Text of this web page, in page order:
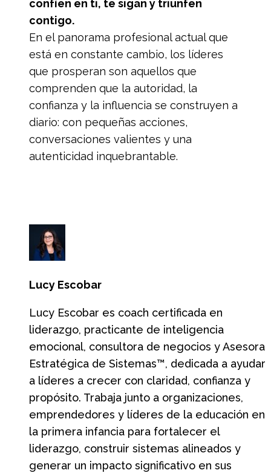
confíen en ti, te sigan y triunfen
contigo.
En el panorama profesional actual que
está en constante cambio, los líderes
que prosperan son aquellos que
comprenden que la autoridad, la
confianza y la influencia se construyen a
diario: con pequeñas acciones,
conversaciones valientes y una
autenticidad inquebrantable.
Lucy Escobar
Lucy Escobar es coach certificada en
liderazgo, practicante de inteligencia
emocional, consultora de negocios y Asesora
Estratégica de Sistemas™, dedicada a ayudar
a líderes a crecer con claridad, confianza y
propósito. Trabaja junto a organizaciones,
emprendedores y líderes de la educación en
la primera infancia para fortalecer el
liderazgo, construir sistemas alineados y
generar un impacto significativo en sus